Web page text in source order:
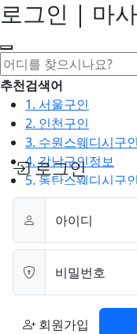
로그인 | 마
추천검색어
1. 서울구인
2. 인천구인
3. 수원스웨디시구인
4. 강남구인정보
5. 동탄스웨디시구인
최근검색어
1. 일산마사지구인
2. 성남아로마구인
3. 스웨디시구인
5. 아로마구인
로그인
아이디
비밀번호
회원가입